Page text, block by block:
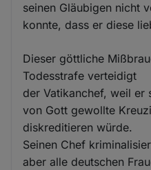
seinen Gläubigen nicht
konnte, dass er diese
Dieser göttliche
Todesstrafe verteidigt
der Vatikanchef, weil er
von Gott gewollte
diskreditieren würde.
Seinen Chef
aber alle deutschen